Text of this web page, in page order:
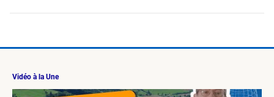
Vidéo à la Une